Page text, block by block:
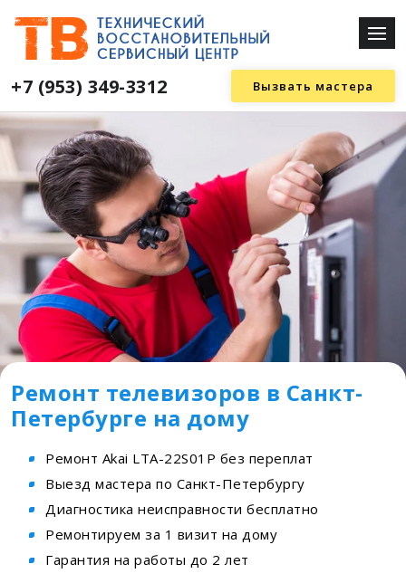
+7 (953) 349-3312 Вызвать мастера
Ремонт телевизоров в Санкт-
Петербурге на дому
Ремонт Akai LTA-22S01P без переплат
Выезд мастера по Санкт-Петербургу
Диагностика неисправности бесплатно
Ремонтируем за 1 визит на дому
Гарантия на работы до 2 лет